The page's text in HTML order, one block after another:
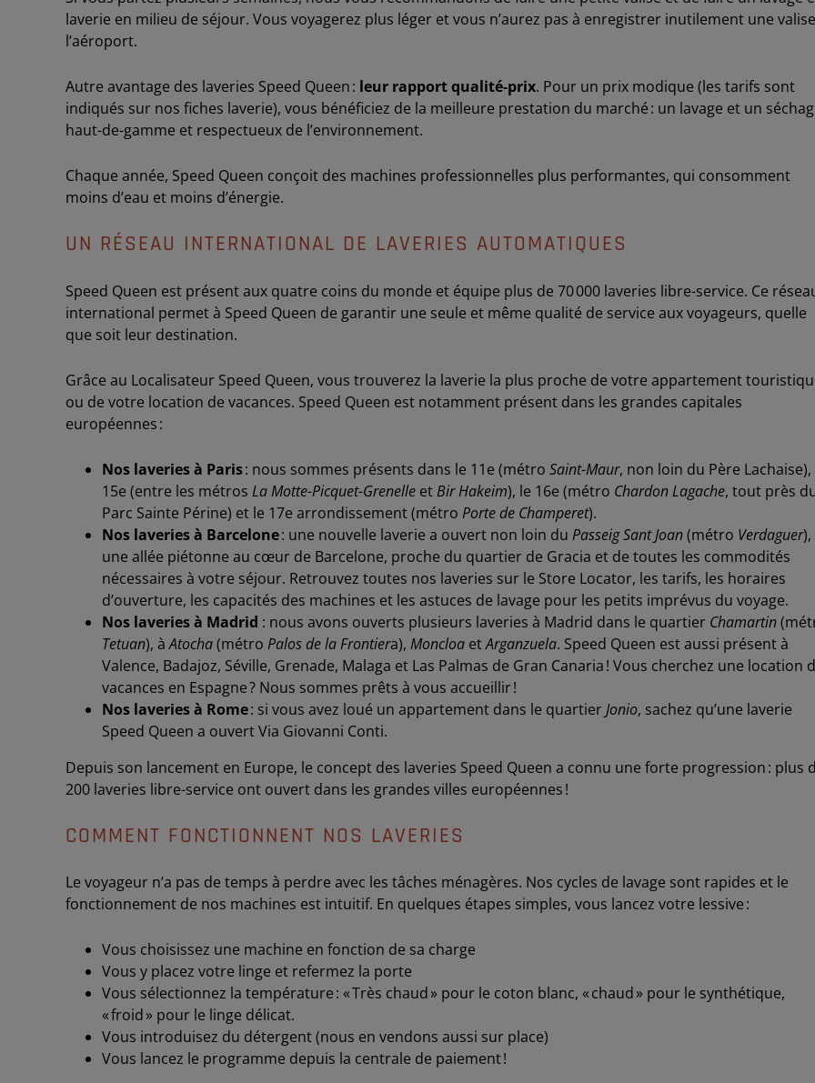
laverie en milieu de séjour. Vous voyagerez plus léger et vous n’aurez pas à enregistrer inutilement une
l’aéroport.
Autre avantage des laveries Speed Queen : leur rapport qualité-prix. Pour un prix modique (les tarifs sont
indiqués sur nos fiches laverie), vous bénéficiez de la meilleure prestation du marché : un lavage et un
haut-de-gamme et respectueux de l’environnement.
Chaque année, Speed Queen conçoit des machines professionnelles plus performantes, qui consomment
moins d’eau et moins d’énergie.
UN RÉSEAU INTERNATIONAL DE LAVERIES AUTOMATIQUES
Speed Queen est présent aux quatre coins du monde et équipe plus de 70 000 laveries libre-service. Ce
international permet à Speed Queen de garantir une seule et même qualité de service aux voyageurs, quelle
que soit leur destination.
Grâce au Localisateur Speed Queen, vous trouverez la laverie la plus proche de votre appartement
ou de votre location de vacances. Speed Queen est notamment présent dans les grandes capitales
européennes :
Nos laveries à Paris: nous sommes présents dans le 11e (métro Saint-Maur, non loin du Père Lachaise),
15e (entre les métros La Motte-Picquet-Grenelle etBirHakeim), le 16e (métro Chardon Lagache, tout près
Parc Sainte Périne) et le 17e arrondissement (métro Porte de Champeret).
Nos laveries à Barcelone: une nouvelle laverie a ouvert non loin du PasseigSant Joan(métro Verdaguer),
une allée piétonne au cœur de Barcelone, proche du quartier de Gracia et de toutes les commodités
nécessaires à votre séjour. Retrouvez toutes nos laveries sur le Store Locator, les tarifs, les horaires
d’ouverture, les capacités des machines et les astuces de lavage pour les petits imprévus du voyage.
Nos laveries à Madrid : nous avons ouverts plusieurs laveries à Madrid dans le quartier Chamartin
Tetuan), àAtocha(métro Palos de laFrontiera), Moncloa etArganzuela. Speed Queen est aussi présent à
Valence, Badajoz, Séville, Grenade, Malaga et Las Palmas de Gran Canaria ! Vous cherchez une location
vacances en Espagne ? Nous sommes prêts à vous accueillir !
Nos laveries à Rome: si vous avez loué un appartement dans le quartierJonio, sachez qu’une laverie
Speed Queen a ouvert Via Giovanni Conti.
Depuis son lancement en Europe, le concept des laveries Speed Queen a connu une forte progression : plus
200 laveries libre-service ont ouvert dans les grandes villes européennes !
COMMENT FONCTIONNENT NOS LAVERIES
Le voyageur n’a pas de temps à perdre avec les tâches ménagères. Nos cycles de lavage sont rapides et le
fonctionnement de nos machines est intuitif. En quelques étapes simples, vous lancez votre lessive :
Vous choisissez une machine en fonction de sa charge
Vous y placez votre linge et refermez la porte
Vous sélectionnez la température : « Très chaud » pour le coton blanc, « chaud » pour le synthétique,
« froid » pour le linge délicat.
Vous introduisez du détergent (nous en vendons aussi sur place)
Vous lancez le programme depuis la centrale de paiement !